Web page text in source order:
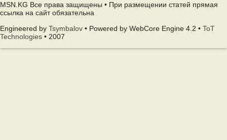
MSN.KG Все права защищены • При размещении статей прямая
ссылка на сайт обязательна
Engineered by Tsymbalov • Powered by WebCore Engine 4.2 • ToT
Technologies • 2007